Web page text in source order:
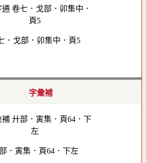
．戈部．卯集中．頁5
字彙補
．寅集．頁64．下左